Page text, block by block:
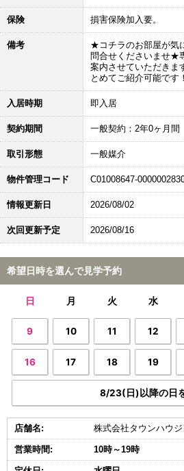
保険 損害保険加入要。
備考
★コチラのお部屋が気
問合せくださいませ★
案内させていただきま
とめてご紹介可能です！
入居時期 即入居
契約期間 一般契約：2年0ヶ月間
取引形態 一般媒介
物件管理コード C01008647-
情報更新日 2026/08/02
次回更新予定 2026/08/16
希望日時を選んで見学予約
日 月 火 水
9 10 11 12
16 17 18 19
8/23(日)以降の日
店舗名: 株式会社タウンハウ
営業時間: 10時～19時